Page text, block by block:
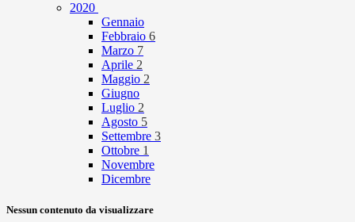
2020
Gennaio
Febbraio 6
Marzo 7
Aprile 2
Maggio 2
Giugno
Luglio 2
Agosto 5
Settembre 3
Ottobre 1
Novembre
Dicembre
Nessun contenuto da visualizzare